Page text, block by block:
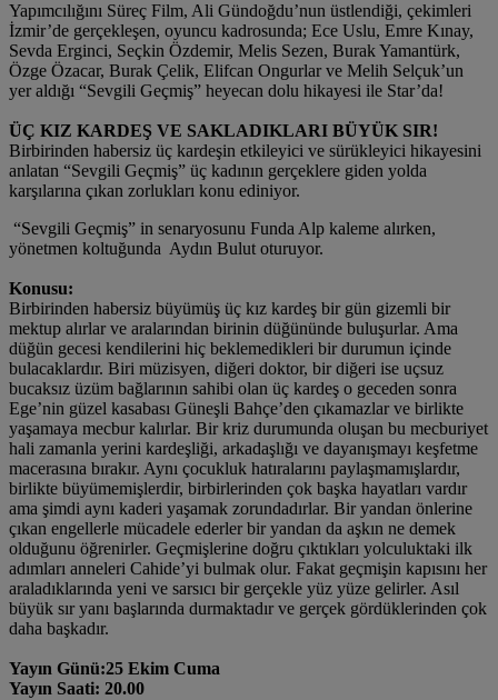
Yapımcılığını Süreç Film, Ali Gündoğdu’nun üstlendiği, çekimleri
İzmir’de gerçekleşen, oyuncu kadrosunda; Ece Uslu, Emre Kınay,
Sevda Erginci, Seçkin Özdemir, Melis Sezen, Burak Yamantürk,
Özge Özacar, Burak Çelik, Elifcan Ongurlar ve Melih Selçuk’un
yer aldığı “Sevgili Geçmiş” heyecan dolu hikayesi ile Star’da!
ÜÇ KIZ KARDEŞ VE SAKLADIKLARI BÜYÜK SIR!
Birbirinden habersiz üç kardeşin etkileyici ve sürükleyici hikayesini
anlatan “Sevgili Geçmiş” üç kadının gerçeklere giden yolda
karşılarına çıkan zorlukları konu ediniyor.
“Sevgili Geçmiş” in senaryosunu Funda Alp kaleme alırken,
yönetmen koltuğunda Aydın Bulut oturuyor.
Konusu:
Birbirinden habersiz büyümüş üç kız kardeş bir gün gizemli bir
mektup alırlar ve aralarından birinin düğününde buluşurlar. Ama
düğün gecesi kendilerini hiç beklemedikleri bir durumun içinde
bulacaklardır. Biri müzisyen, diğeri doktor, bir diğeri ise uçsuz
bucaksız üzüm bağlarının sahibi olan üç kardeş o geceden sonra
Ege’nin güzel kasabası Güneşli Bahçe’den çıkamazlar ve birlikte
yaşamaya mecbur kalırlar. Bir kriz durumunda oluşan bu mecburiyet
hali zamanla yerini kardeşliği, arkadaşlığı ve dayanışmayı keşfetme
macerasına bırakır. Aynı çocukluk hatıralarını paylaşmamışlardır,
birlikte büyümemişlerdir, birbirlerinden çok başka hayatları vardır
ama şimdi aynı kaderi yaşamak zorundadırlar. Bir yandan önlerine
çıkan engellerle mücadele ederler bir yandan da aşkın ne demek
olduğunu öğrenirler. Geçmişlerine doğru çıktıkları yolculuktaki ilk
adımları anneleri Cahide’yi bulmak olur. Fakat geçmişin kapısını her
araladıklarında yeni ve sarsıcı bir gerçekle yüz yüze gelirler. Asıl
büyük sır yanı başlarında durmaktadır ve gerçek gördüklerinden çok
daha başkadır.
Yayın Günü:25 Ekim Cuma
Yayın Saati: 20.00